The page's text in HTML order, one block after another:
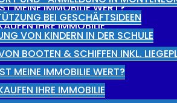
MEINE IMMOBILIE WERT?
IHRE IMMOBILIE
BEI GESCHÄFTSIDEEN
VON KINDERN IN DER SCHULE
BOOTEN & SCHIFFEN INKL.
MEINE IMMOBILIE WERT?
IHRE IMMOBILIE